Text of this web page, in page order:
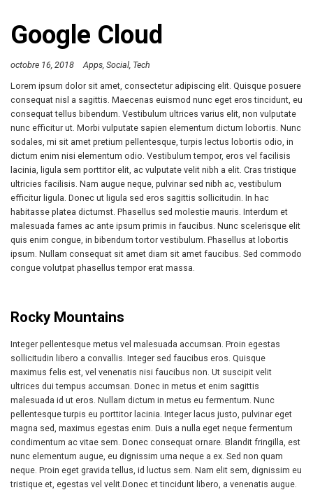
Google Cloud
octobre 16, 2018 Apps Social Tech
Lorem ipsum dolor sit amet, consectetur adipiscing elit. Quisque posuere
consequat nisl a sagittis. Maecenas euismod nunc eget eros tincidunt, eu
consequat tellus bibendum. Vestibulum ultrices varius elit, non vulputate
nunc efficitur ut. Morbi vulputate sapien elementum dictum lobortis. Nunc
sodales, mi sit amet pretium pellentesque, turpis lectus lobortis odio, in
dictum enim nisi elementum odio. Vestibulum tempor, eros vel facilisis
lacinia, ligula sem porttitor elit, ac vulputate velit nibh a elit. Cras tristique
ultricies facilisis. Nam augue neque, pulvinar sed nibh ac, vestibulum
efficitur ligula. Donec ut ligula sed eros sagittis sollicitudin. In hac
habitasse platea dictumst. Phasellus sed molestie mauris. Interdum et
malesuada fames ac ante ipsum primis in faucibus. Nunc scelerisque elit
quis enim congue, in bibendum tortor vestibulum. Phasellus at lobortis
ipsum. Nullam consequat sit amet diam sit amet faucibus. Sed commodo
congue volutpat phasellus tempor erat massa.
Rocky Mountains
Integer pellentesque metus vel malesuada accumsan. Proin egestas
sollicitudin libero a convallis. Integer sed faucibus eros. Quisque
maximus felis est, vel venenatis nisi faucibus non. Ut suscipit velit
ultrices dui tempus accumsan. Donec in metus et enim sagittis
malesuada id ut eros. Nullam dictum in metus eu fermentum. Nunc
pellentesque turpis eu porttitor lacinia. Integer lacus justo, pulvinar eget
magna sed, maximus egestas enim. Duis a nulla eget neque fermentum
condimentum ac vitae sem. Donec consequat ornare. Blandit fringilla, est
nunc elementum augue, eu dignissim urna neque a ex. Sed non quam
neque. Proin eget gravida tellus, id luctus sem. Nam elit sem, dignissim eu
tristique et, egestas vel velit.Donec et tincidunt libero, a venenatis augue.